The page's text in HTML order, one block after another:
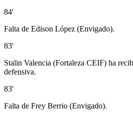
84'
Falta de Edison López (Envigado).
83'
Stalin Valencia (Fortaleza CEIF) ha
defensiva.
83'
Falta de Frey Berrio (Envigado).